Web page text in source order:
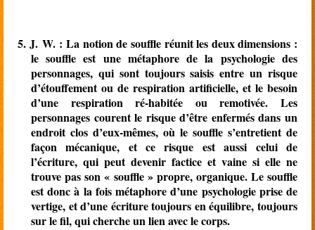
5. J. W. : La notion de souffle réunit les deux dimensions :
le souffle est une métaphore de la psychologie des
personnages, qui sont toujours saisis entre un risque
d’étouffement ou de respiration artificielle, et le besoin
d’une respiration ré-habitée ou remotivée. Les
personnages courent le risque d’être enfermés dans un
endroit clos d’eux-mêmes, où le souffle s’entretient de
façon mécanique, et ce risque est aussi celui de
l’écriture, qui peut devenir factice et vaine si elle ne
trouve pas son « souffle » propre, organique. Le souffle
est donc à la fois métaphore d’une psychologie prise de
vertige, et d’une écriture toujours en équilibre, toujours
sur le fil, qui cherche un lien avec le corps.